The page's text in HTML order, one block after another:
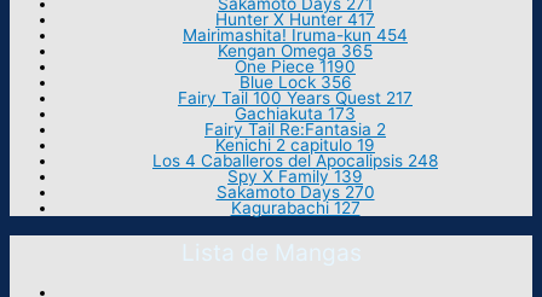
Hunter X Hunter 417
Mairimashita! Iruma-kun 454
Kengan Omega 365
One Piece 1190
Blue Lock 356
Fairy Tail 100 Years Quest 217
Gachiakuta 173
Fairy Tail Re:Fantasia 2
Kenichi 2 capitulo 19
Los 4 Caballeros del Apocalipsis 248
Spy X Family 139
Sakamoto Days 270
Kagurabachi 127
Lista de Mangas